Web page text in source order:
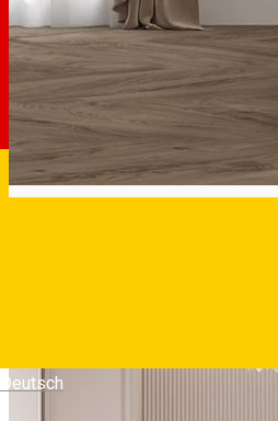
Deutsch